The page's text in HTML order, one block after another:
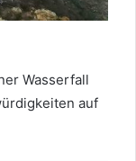
Wasserfall
auf